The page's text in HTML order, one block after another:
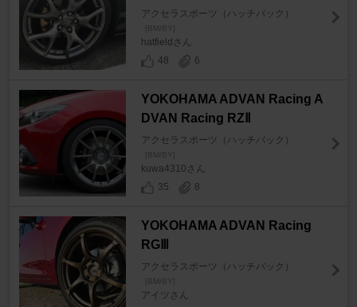
アクセラスポーツ（ハッチバック）
[BM/BY]
hatfieldさん
48
6
YOKOHAMA ADVAN Racing A
DVAN Racing RZⅡ
アクセラスポーツ（ハッチバック）
[BM/BY]
kuwa4310さん
35
8
YOKOHAMA ADVAN Racing
RGⅢ
アクセラスポーツ（ハッチバック）
[BM/BY]
アイツさん